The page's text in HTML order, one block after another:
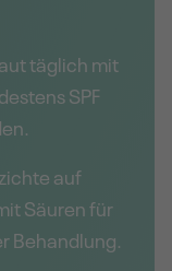
täglich mit
SPF
auf
Säuren für
Behandlung.